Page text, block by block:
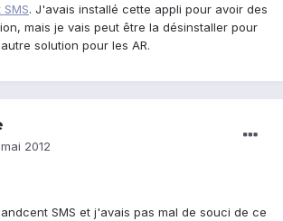
. J'avais installé cette appli pour avoir des
mais je vais peut être la désinstaller pour
solution pour les AR.
2012
SMS et j'avais pas mal de souci de ce